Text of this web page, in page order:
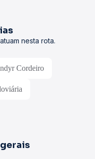
nesta rota.
Cordeiro